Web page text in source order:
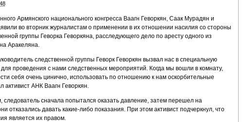
Армянского национального конгресса Ваагн Геворкян, Саак Мурадян и
во вторник журналистам о применении в их отношении насилия со стороны
группы Геворка Геворкяна, расследующего дело по аресту одного из
Аракеляна.
следственной группы Геворк Геворкян вызвал нас в специальную
проведения с нами следственных мероприятий. Когда мы вошли в комнату,
себя очень цинично, использовать по отношению к нам оскорбительные
АНК Ваагн Геворкян.
следователь сначала попытался оказать давление, затем перешел на
отказались давать какие-либо показания. При этом активист подчеркнул, что
является их правом.